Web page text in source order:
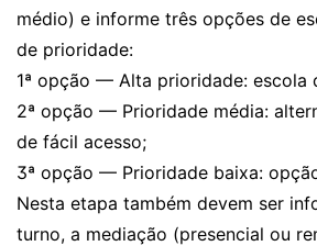
médio) e informe três opções de
de prioridade:
1ª opção — Alta prioridade: escola
2ª opção — Prioridade média:
de fácil acesso;
3ª opção — Prioridade baixa:
Nesta etapa também devem ser
turno, a mediação (presencial ou